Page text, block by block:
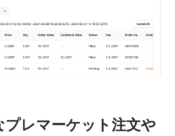
プレマーケット注文や